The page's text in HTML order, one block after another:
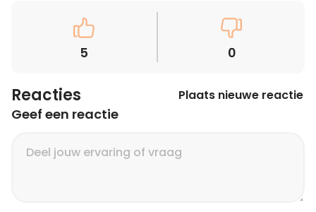
5 0
Reacties Plaats nieuwe reactie
Geef een reactie